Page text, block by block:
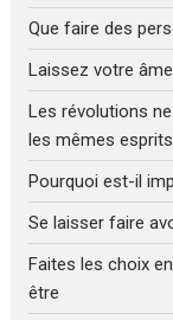
Que faire des
Laissez votre
Les révolutions
les mêmes
Pourquoi est-il
Se laisser faire
Faites les choix
être